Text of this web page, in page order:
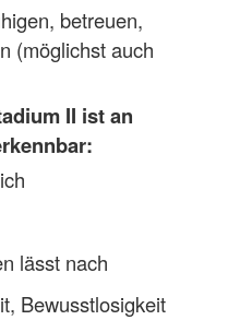
betreuen,
(möglichst auch
II ist an
lässt nach
Bewusstlosigkeit